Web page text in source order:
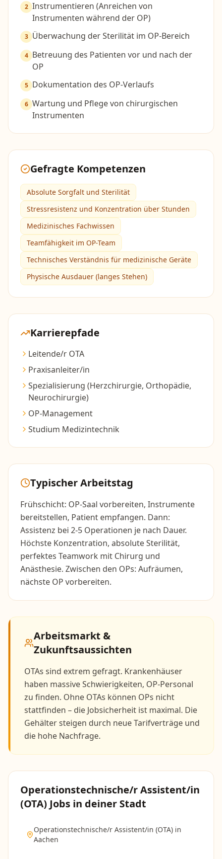
2 Instrumentieren (Anreichen von
Instrumenten während der OP)
3 Überwachung der Sterilität im OP-Bereich
4 Betreuung des Patienten vor und nach der
OP
5 Dokumentation des OP-Verlaufs
6 Wartung und Pflege von chirurgischen
Instrumenten
Gefragte Kompetenzen
Absolute Sorgfalt und Sterilität
Stressresistenz und Konzentration über Stunden
Medizinisches Fachwissen
Teamfähigkeit im OP-Team
Technisches Verständnis für medizinische Geräte
Physische Ausdauer (langes Stehen)
Karrierepfade
Leitende/r OTA
Praxisanleiter/in
Spezialisierung (Herzchirurgie, Orthopädie,
Neurochirurgie)
OP-Management
Studium Medizintechnik
Typischer Arbeitstag
Frühschicht: OP-Saal vorbereiten, Instrumente
bereitstellen, Patient empfangen. Dann:
Assistenz bei 2-5 Operationen je nach Dauer.
Höchste Konzentration, absolute Sterilität,
perfektes Teamwork mit Chirurg und
Anästhesie. Zwischen den OPs: Aufräumen,
nächste OP vorbereiten.
Arbeitsmarkt &
Zukunftsaussichten
OTAs sind extrem gefragt. Krankenhäuser
haben massive Schwierigkeiten, OP-Personal
zu finden. Ohne OTAs können OPs nicht
stattfinden – die Jobsicherheit ist maximal. Die
Gehälter steigen durch neue Tarifverträge und
die hohe Nachfrage.
Operationstechnische/r Assistent/in
(OTA) Jobs in deiner Stadt
Operationstechnische/r Assistent/in (OTA)in
Aachen